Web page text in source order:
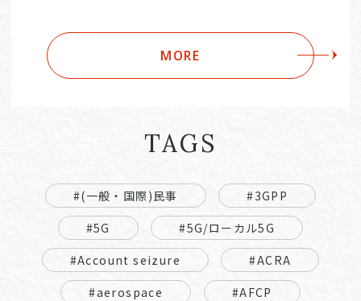
MORE
TAGS
#(一般・国際)民事
#3GPP
#5G
#5G/ローカル5G
#Account seizure
#ACRA
#aerospace
#AFCP